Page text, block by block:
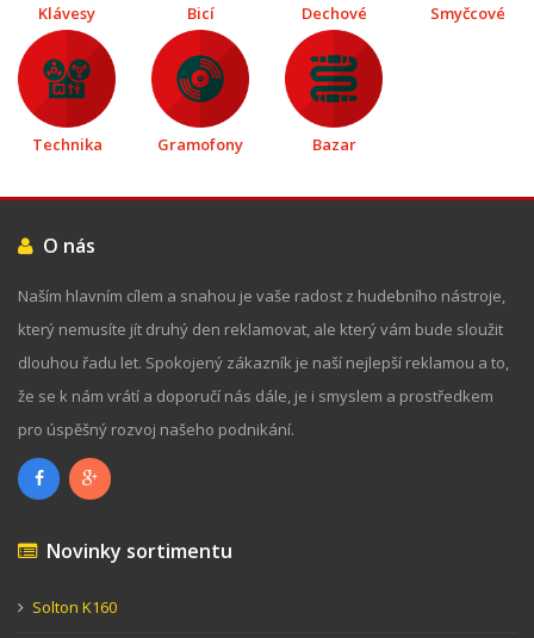
Klávesy Bicí Dechové Smyčcové
Technika Gramofony Bazar
O nás
Naším hlavním cílem a snahou je vaše radost z hudebního nástroje,
který nemusíte jít druhý den reklamovat, ale který vám bude sloužit
dlouhou řadu let. Spokojený zákazník je naší nejlepší reklamou a to,
že se k nám vrátí a doporučí nás dále, je i smyslem a prostředkem
pro úspěšný rozvoj našeho podnikání.
Novinky sortimentu
Solton K160